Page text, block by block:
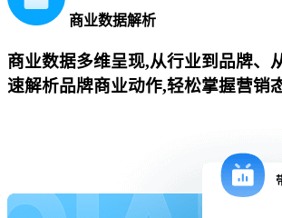
商业数据解析
商业数据多维呈现,从行业到品牌、
速解析品牌商业动作,轻松掌握营销